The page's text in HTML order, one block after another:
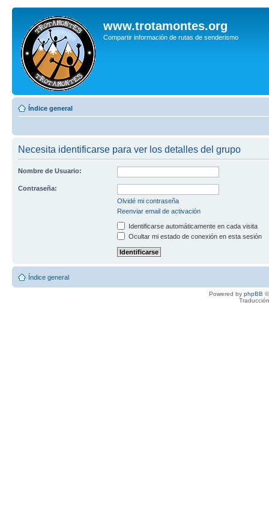
www.trotamontes.org
Compartir información de rutas de senderismo
Índice general
Necesita identificarse para ver los detalles del grupo
Nombre de Usuario:
Contraseña:
Olvidé mi contraseña
Reenviar email de activación
Identificarse automáticamente en cada visita
Ocultar mi estado de conexión en esta sesión
Índice general
Powered by phpBB